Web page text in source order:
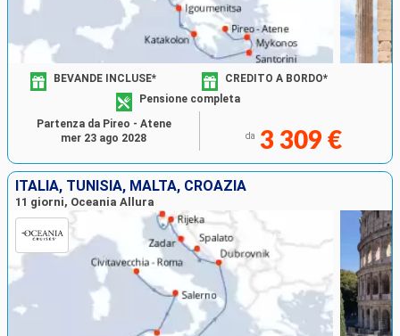
BEVANDE INCLUSE*
CREDITO A BORDO*
Pensione completa
da 3 309 €
Partenza da Pireo - Atene
mer 23 ago 2028
ITALIA, TUNISIA, MALTA, CROAZIA
11 giorni, Oceania Allura